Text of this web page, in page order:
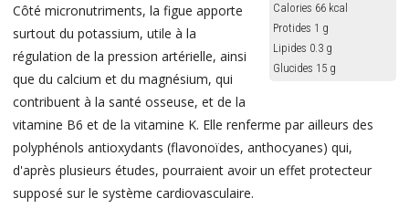
Calories 66 kcal
Protides 1 g
Lipides 0.3 g
Glucides 15 g
Côté micronutriments, la figue apporte
surtout du potassium, utile à la
régulation de la pression artérielle, ainsi
que du calcium et du magnésium, qui
contribuent à la santé osseuse, et de la
vitamine B6 et de la vitamine K. Elle renferme par ailleurs des
polyphénols antioxydants (flavonoïdes, anthocyanes) qui,
d'après plusieurs études, pourraient avoir un effet protecteur
supposé sur le système cardiovasculaire.